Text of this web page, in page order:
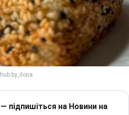
підпишіться на Новини на